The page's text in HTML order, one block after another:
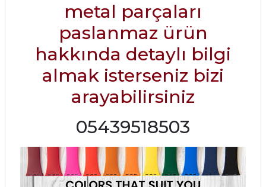
metal parçaları
paslanmaz ürün
hakkında detaylı bilgi
almak isterseniz bizi
arayabilirsiniz
05439518503